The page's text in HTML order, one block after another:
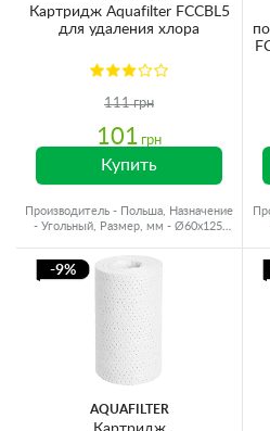
Картридж Aquafilter FCCBL5
для удаления хлора
111 грн
101 грн
Купить
Производитель - Польша, Назначение
- Угольный, Размер, мм - Ø60x125,
-9%
AQUAFILTER